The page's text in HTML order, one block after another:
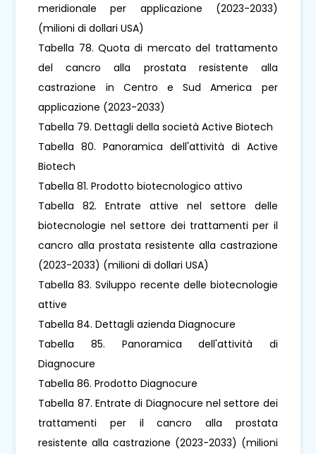
meridionale per applicazione (2023-2033)
(milioni di dollari USA)
Tabella 78. Quota di mercato del trattamento
del cancro alla prostata resistente alla
castrazione in Centro e Sud America per
applicazione (2023-2033)
Tabella 79. Dettagli della società Active Biotech
Tabella 80. Panoramica dell'attività di Active
Biotech
Tabella 81. Prodotto biotecnologico attivo
Tabella 82. Entrate attive nel settore delle
biotecnologie nel settore dei trattamenti per il
cancro alla prostata resistente alla castrazione
(2023-2033) (milioni di dollari USA)
Tabella 83. Sviluppo recente delle biotecnologie
attive
Tabella 84. Dettagli azienda Diagnocure
Tabella 85. Panoramica dell'attività di
Diagnocure
Tabella 86. Prodotto Diagnocure
Tabella 87. Entrate di Diagnocure nel settore dei
trattamenti per il cancro alla prostata
resistente alla castrazione (2023-2033) (milioni